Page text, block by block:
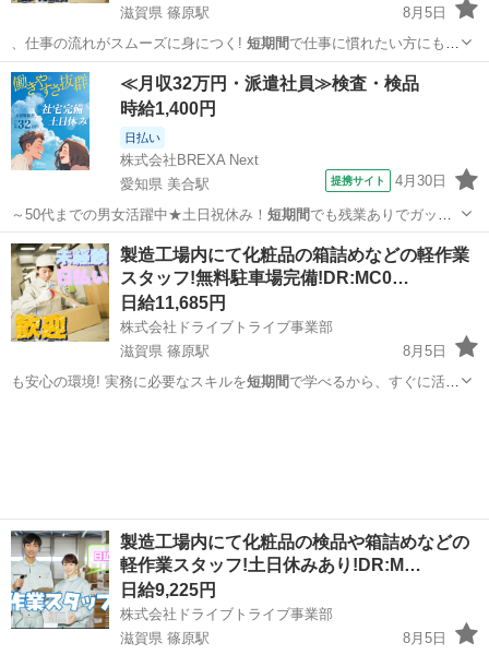
滋賀県 篠原駅
8月5日
、仕事の流れがスムーズに身につく! 短期間 で仕事に慣れたい方にもぴ
ったりの環境!…
滋賀 野洲市 篠原駅 倉庫 製造工場
≪月収32万円・派遣社員≫検査・検品
時給1,400円
日払い
株式会社BREXA Next
愛知県 美合駅
提携サイト 4月30日
～50代までの男女活躍中★土日祝休み！ 短期間 でも残業ありでガッツ
リ稼げます！日払い…
愛知 岡崎市 美合駅 その他
製造工場内にて化粧品の箱詰めなどの軽作業
スタッフ!無料駐車場完備!DR:MC0…
日給11,685円
株式会社ドライブトライブ事業部
滋賀県 篠原駅
8月5日
も安心の環境! 実務に必要なスキルを短期間で学べるから、すぐに活躍
製造工場内にて化粧品の検品や箱詰めなどの
軽作業スタッフ!土日休みあり!DR:M…
日給9,225円
株式会社ドライブトライブ事業部
滋賀県 篠原駅
8月5日